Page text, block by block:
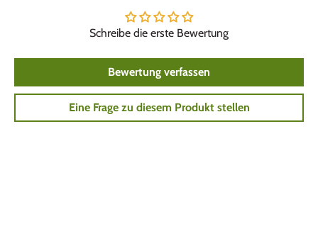
Schreibe die erste Bewertung
Bewertung verfassen
Eine Frage zu diesem Produkt stellen